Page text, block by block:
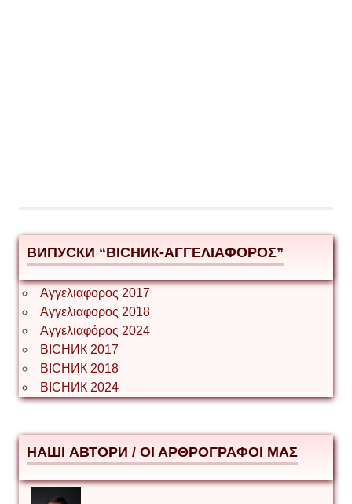
ВИПУСКИ “ВІСНИК-ΑΓΓΕΛΙΑΦΟΡΟΣ”
Αγγελιαφορος 2017
Αγγελιαφορος 2018
Αγγελιαφόρος 2024
ВІСНИК 2017
ВІСНИК 2018
ВІСНИК 2024
НАШІ АВТОРИ / ΟΙ ΑΡΘΡΟΓΡΑΦΟΙ ΜΑΣ